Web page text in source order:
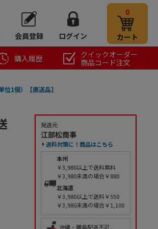
会員登録 ログイン
0
カート
購入履歴
クイックオーダー
商品コード注文
1個）【直送品】
発送元
江部松商事
送料対策に！商品はこちら
本州
￥3,980以上で送料無料
￥3,980未満の場合￥880
北海道
￥3,980以上で送料￥550
￥3,980未満の場合￥1,100
沖縄・離島配送不可